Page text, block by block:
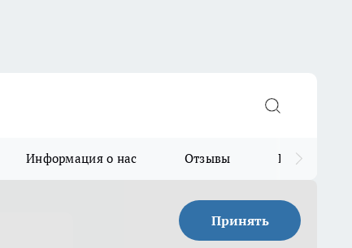
Информация о нас Отзывы Прайс для
Принять